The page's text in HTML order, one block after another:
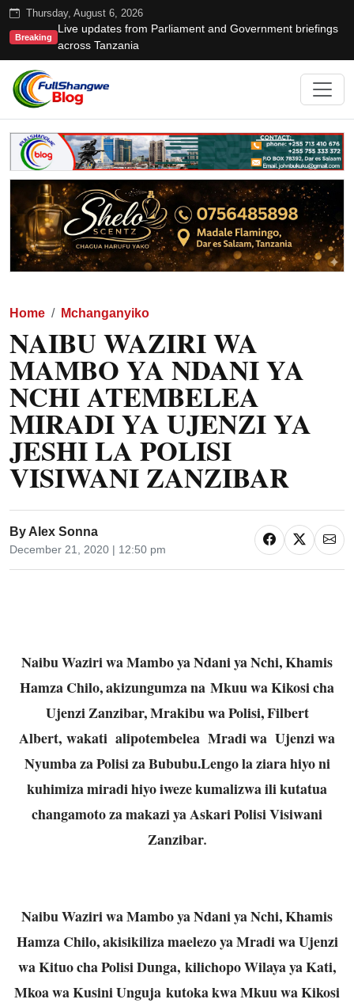
Thursday, August 6, 2026
Breaking
Live updates from Parliament and Government briefings
across Tanzania
Home Mchanganyiko
NAIBU WAZIRI WA
MAMBO YA NDANI YA
NCHI ATEMBELEA
MIRADI YA UJENZI YA
JESHI LA POLISI
VISIWANI ZANZIBAR
By Alex Sonna
December 21, 2020 | 12:50 pm
Naibu Waziri wa Mambo ya Ndani ya Nchi, Khamis
Hamza Chilo, akizungumza na Mkuu wa Kikosi cha
Ujenzi Zanzibar, Mrakibu wa Polisi, Filbert
Albert, wakati alipotembelea Mradi wa Ujenzi wa
Nyumba za Polisi za Bububu.Lengo la ziara hiyo ni
kuhimiza miradi hiyo iweze kumalizwa ili kutatua
changamoto za makazi ya Askari Polisi Visiwani
Zanzibar.
Naibu Waziri wa Mambo ya Ndani ya Nchi, Khamis
Hamza Chilo, akisikiliza maelezo ya Mradi wa Ujenzi
wa Kituo cha Polisi Dunga, kilichopo Wilaya ya Kati,
Mkoa wa Kusini Unguja kutoka kwa Mkuu wa Kikosi